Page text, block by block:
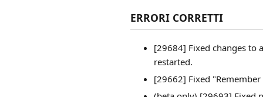
ERRORI CORRETTI
[29684] Fixed changes to
restarted.
[29662] Fixed